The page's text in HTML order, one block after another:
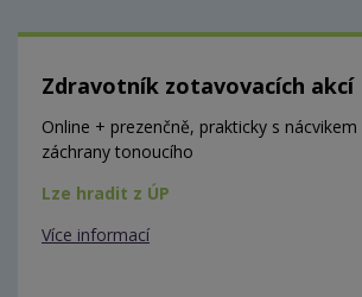
Zdravotník zotavovacích akcí
Online + prezenčně, prakticky s
záchrany tonoucího
Lze hradit z ÚP
Více informací